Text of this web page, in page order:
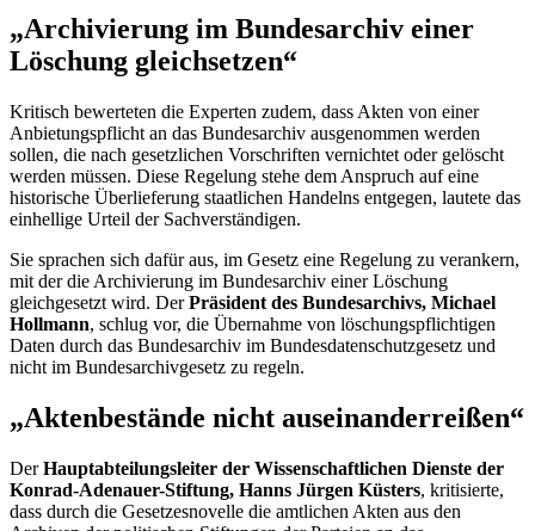
„Archivierung im Bundesarchiv einer
Löschung gleichsetzen“
Kritisch bewerteten die Experten zudem, dass Akten von einer
Anbietungspflicht an das Bundesarchiv ausgenommen werden
sollen, die nach gesetzlichen Vorschriften vernichtet oder gelöscht
werden müssen. Diese Regelung stehe dem Anspruch auf eine
historische Überlieferung staatlichen Handelns entgegen, lautete das
einhellige Urteil der Sachverständigen.
Sie sprachen sich dafür aus, im Gesetz eine Regelung zu verankern,
mit der die Archivierung im Bundesarchiv einer Löschung
gleichgesetzt wird. DerPräsident des Bundesarchivs, Michael
Hollmann, schlug vor, die Übernahme von löschungspflichtigen
Daten durch das Bundesarchiv im Bundesdatenschutzgesetz und
nicht im Bundesarchivgesetz zu regeln.
„Aktenbestände nicht auseinanderreißen“
DerHauptabteilungsleiter der Wissenschaftlichen Dienste der
Konrad-Adenauer-Stiftung, Hanns Jürgen Küsters, kritisierte,
dass durch die Gesetzesnovelle die amtlichen Akten aus den